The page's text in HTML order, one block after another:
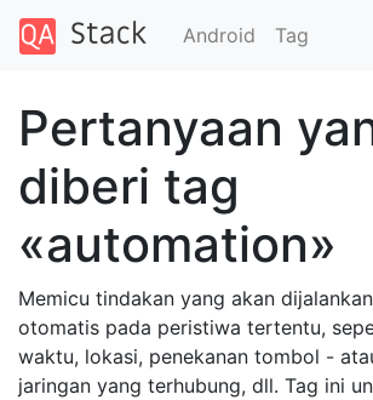
Android Tag
Pertanyaan
diberi tag
«automation»
Memicu tindakan yang akan
otomatis pada peristiwa tertentu,
waktu, lokasi, penekanan tombol -
jaringan yang terhubung, dll. Tag ini